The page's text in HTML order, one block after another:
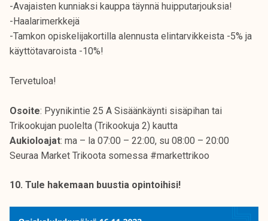
-Avajaisten kunniaksi kauppa täynnä huipputarjouksia!
-Haalarimerkkejä
-Tamkon opiskelijakortilla alennusta elintarvikkeista -5% ja
käyttötavaroista -10%!
Tervetuloa!
Osoite: Pyynikintie 25 A Sisäänkäynti sisäpihan tai
Trikookujan puolelta (Trikookuja 2) kautta
Aukioloajat: ma – la 07:00 – 22:00, su 08:00 – 20:00
Seuraa Market Trikoota somessa #markettrikoo
10. Tule hakemaan buustia opintoihisi!